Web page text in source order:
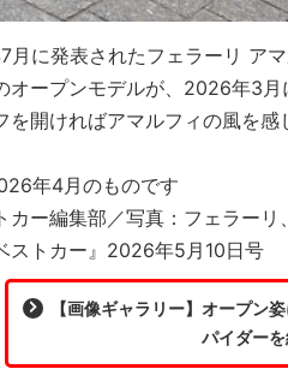
に発表されたフェラーリ アマ
オープンモデルが、2026年3
を開ければアマルフィの風を感
年4月のものです
カー編集部／写真：フェラーリ
ストカー』2026年5月10日号
【画像ギャラリー】オープ
パイダー